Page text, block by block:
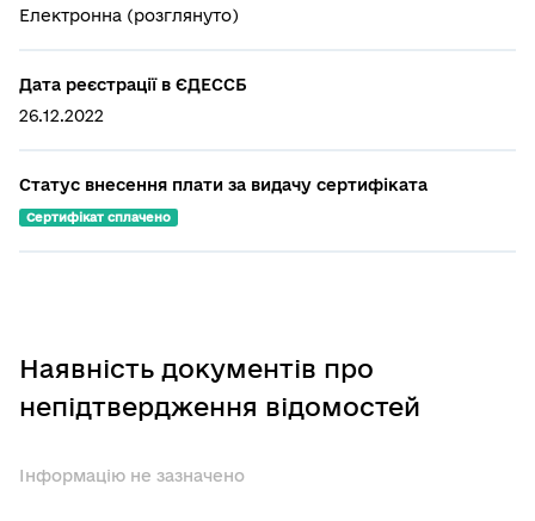
Електронна (розглянуто)
Дата реєстрації в ЄДЕССБ
26.12.2022
Статус внесення плати за видачу сертифіката
Сертифікат сплачено
Наявність документів про
непідтвердження відомостей
Інформацію не зазначено